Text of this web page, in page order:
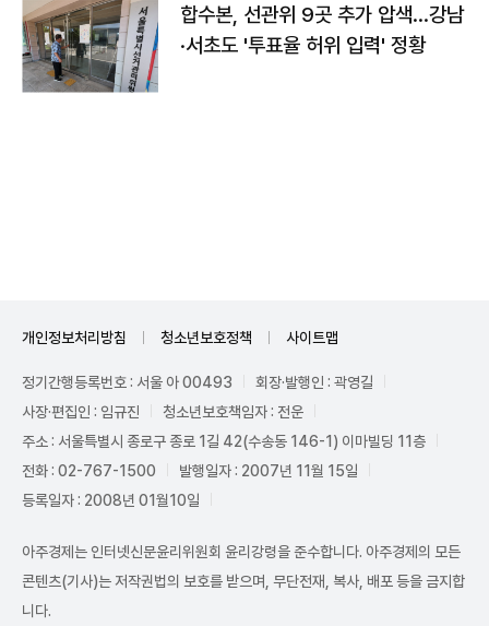
합수본, 선관위 9곳 추가 압색…강남
·서초도 '투표율 허위 입력' 정황
개인정보처리방침 청소년보호정책 사이트맵
정기간행등록번호 : 서울 아 00493
회장·발행인 : 곽영길
사장·편집인 : 임규진
청소년보호책임자 : 전운
주소 : 서울특별시 종로구 종로 1길 42(수송동 146-1) 이마빌딩 11층
전화 : 02-767-1500
발행일자 : 2007년 11월 15일
등록일자 : 2008년 01월10일
아주경제는 인터넷신문윤리위원회 윤리강령을 준수합니다. 아주경제의 모든
콘텐츠(기사)는 저작권법의 보호를 받으며, 무단전재, 복사, 배포 등을 금지합
니다.